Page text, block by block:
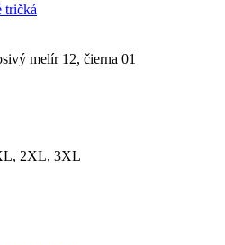
tričká
melír 12, čierna 01
2XL, 3XL